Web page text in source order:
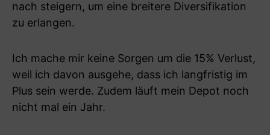
nach steigern, um eine breitere Diversifikation
zu erlangen.
Ich mache mir keine Sorgen um die 15% Verlust,
weil ich davon ausgehe, dass ich langfristig im
Plus sein werde. Zudem läuft mein Depot noch
nicht mal ein Jahr.